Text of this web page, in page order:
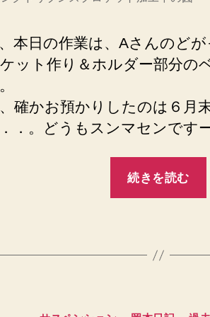
日の作業は、Aさんのどが
ット作り＆ホルダー部分の
確かお預かりしたのは６月
．。どうもスンマセンですー
続きを読む
カ